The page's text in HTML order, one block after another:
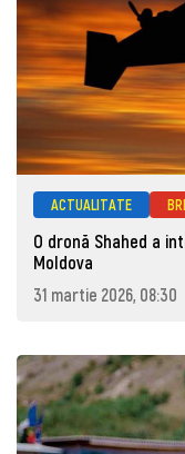
ACTUALITATE
O dronă Shahed a
Moldova
31 martie 2026, 08:30